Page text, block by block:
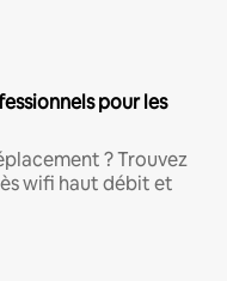
pour les
? Trouvez
wifi haut débit et